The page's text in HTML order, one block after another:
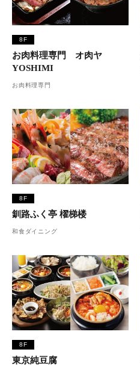
8F
お肉料理専門 オ肉ヤ
YOSHIMI
お肉料理専門
8F
釧路ふく亭 櫂梯楼
和食ダイニング
8F
東京純豆腐